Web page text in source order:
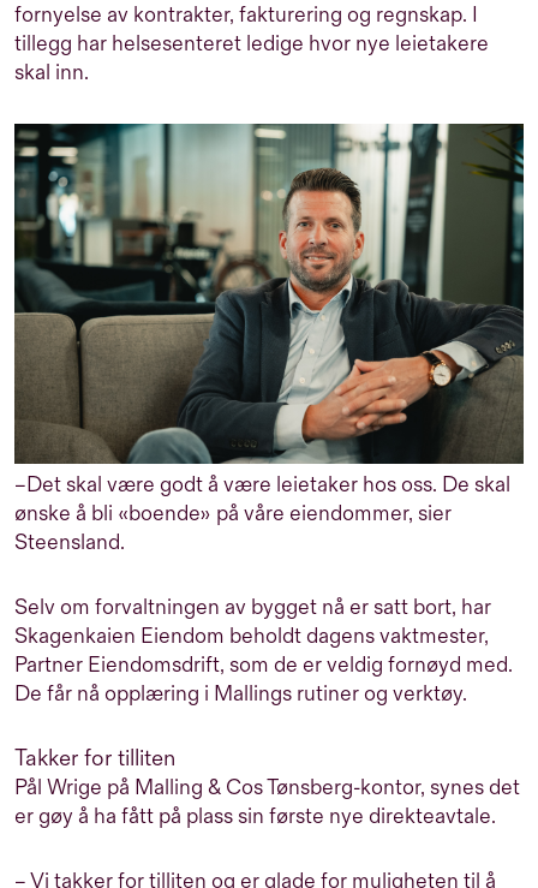
fornyelse av kontrakter, fakturering og regnskap. I
tillegg har helsesenteret ledige hvor nye leietakere
skal inn.
–Det skal være godt å være leietaker hos oss. De skal
ønske å bli «boende» på våre eiendommer, sier
Steensland.
Selv om forvaltningen av bygget nå er satt bort, har
Skagenkaien Eiendom beholdt dagens vaktmester,
Partner Eiendomsdrift, som de er veldig fornøyd med.
De får nå opplæring i Mallings rutiner og verktøy.
Takker for tilliten
Pål Wrige på Malling & Cos Tønsberg-kontor, synes det
er gøy å ha fått på plass sin første nye direkteavtale.
– Vi takker for tilliten og er glade for muligheten til å